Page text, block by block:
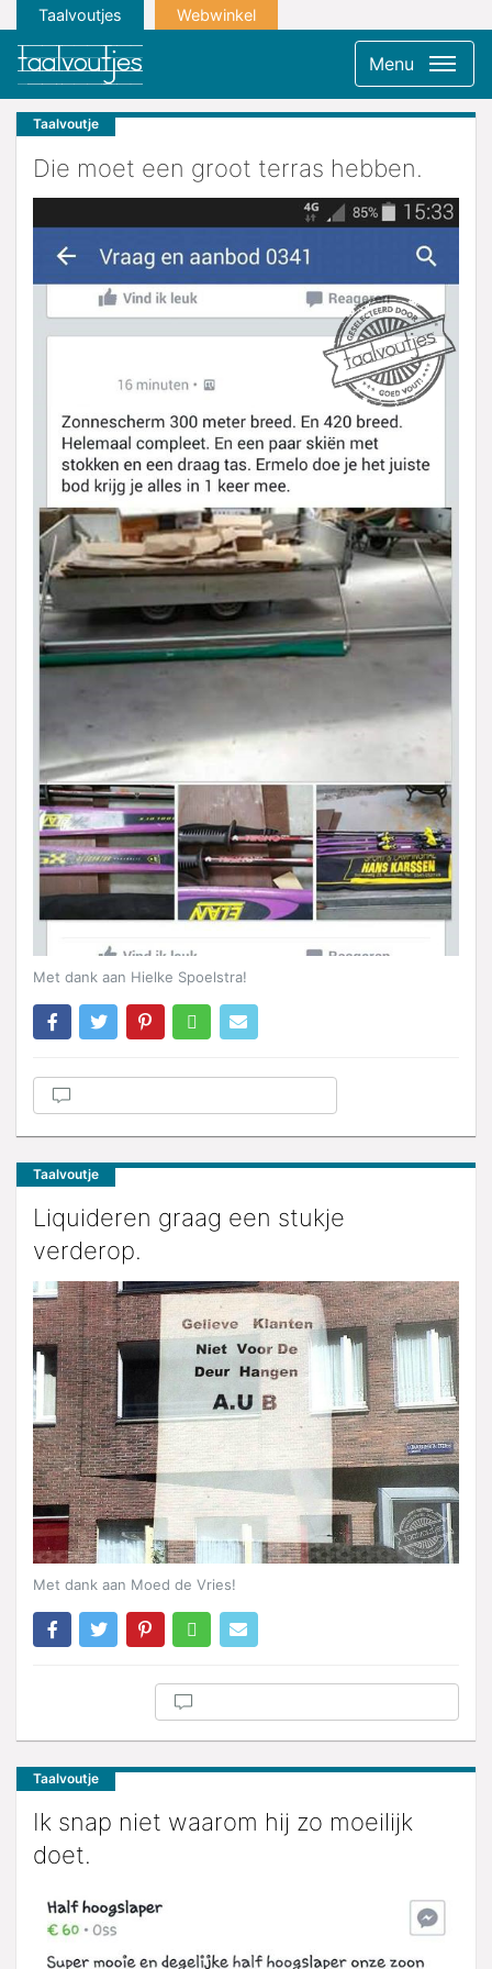
Taalvoutjes Webwinkel
Menu
Taalvoutje
Die moet een groot terras hebben.
Met dank aan Hielke Spoelstra!
Taalvoutje
Liquideren graag een stukje
verderop.
Met dank aan Moed de Vries!
Taalvoutje
Ik snap niet waarom hij zo moeilijk
doet.